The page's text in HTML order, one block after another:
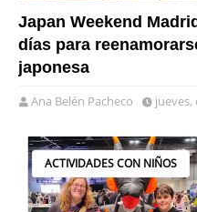
Japan Weekend
días para
japonesa
Ana Belén Pacheco jueves,
ACTIVIDADES CON NIÑOS